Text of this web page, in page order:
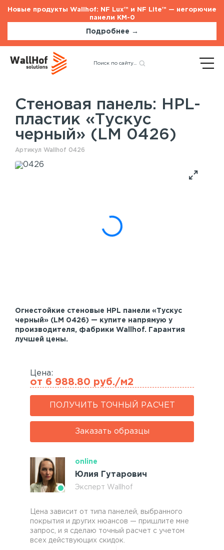
Новые продукты Wallhof: NF Lux™ и NF Lite™ — негорючие
панели КМ-0
Подробнее →
Стеновые панели
Шпонированные панели
Акустические панели
Панели с полимерным покрытием
Услуги
Монтаж акустических панелей
Назад
Стеновые панели
Стеновая панель: HPL-
пластик «Тускус
черный» (LM 0426)
Артикул Wallhof 0426
Огнестойкие стеновые HPL панели «Тускус
черный» (LM 0426) — купите напрямую у
производителя, фабрики Wallhof. Гарантия
лучшей цены.
Цена:
от 6 988.80 руб./м2
ПОЛУЧИТЬ ТОЧНЫЙ РАСЧЕТ
Заказать образцы
online
Юлия Гутарович
Эксперт Wallhof
Цена зависит от типа панелей, выбранного
покрытия и других нюансов — пришлите мне
запрос, и я сделаю точный расчет с учетом
всех действующих скидок.